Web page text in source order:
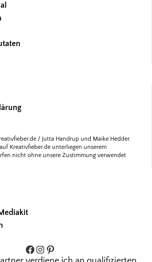
/ Jutta Handrup und Maike Hedder.
Kreativfieber.de unterliegen unserem
nicht ohne unsere Zustimmung verwendet
Facebook
Instagram
Pinterest